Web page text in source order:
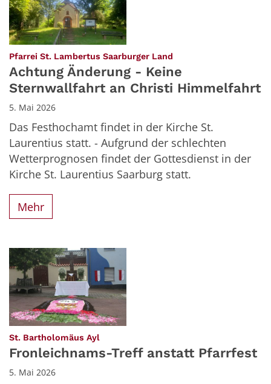
Pfarrei St. Lambertus Saarburger Land
Achtung Änderung - Keine
Sternwallfahrt an Christi Himmelfahrt
5. Mai 2026
Das Festhochamt findet in der Kirche St.
Laurentius statt. - Aufgrund der schlechten
Wetterprognosen findet der Gottesdienst in der
Kirche St. Laurentius Saarburg statt.
Mehr
St. Bartholomäus Ayl:
Fronleichnams-Treff anstatt Pfarrfest
5. Mai 2026